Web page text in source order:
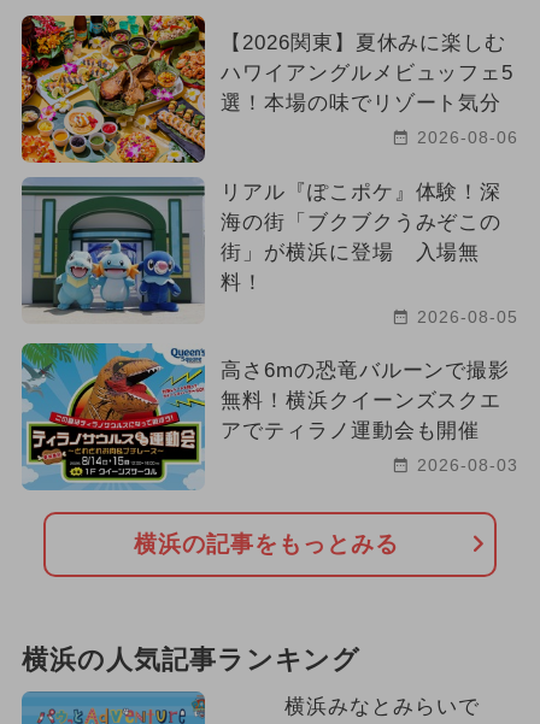
【2026関東】夏休みに楽しむ
ハワイアングルメビュッフェ5
選！本場の味でリゾート気分
2026-08-06
リアル『ぽこポケ』体験！深
海の街「ブクブクうみぞこの
街」が横浜に登場 入場無
料！
2026-08-05
高さ6mの恐竜バルーンで撮影
無料！横浜クイーンズスクエ
アでティラノ運動会も開催
2026-08-03
横浜の記事をもっとみる
横浜の人気記事ランキング
横浜みなとみらいで